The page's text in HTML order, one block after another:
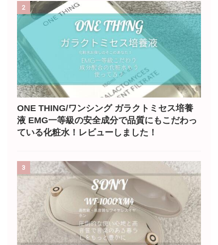
2
ONE THING/ワンシング ガラクトミセス培養
液 EMG一等級の安全成分で品質にもこだわっ
ている化粧水！レビューしました！
3